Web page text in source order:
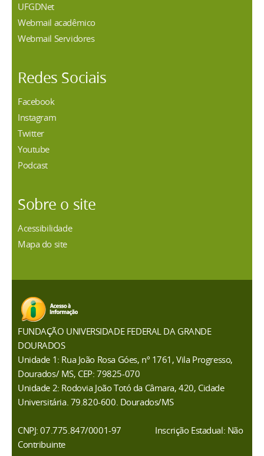
UFGDNet
Webmail acadêmico
Webmail Servidores
Redes Sociais
Facebook
Instagram
Twitter
Youtube
Podcast
Sobre o site
Acessibilidade
Mapa do site
FUNDAÇÃO UNIVERSIDADE FEDERAL DA GRANDE
DOURADOS
Unidade 1: Rua João Rosa Góes, nº 1761, Vila Progresso,
Dourados/ MS, CEP: 79825-070
Unidade 2: Rodovia João Totó da Câmara, 420, Cidade
Universitária. 79.820-600. Dourados/MS
CNPJ: 07.775.847/0001-97
Inscrição Estadual: Não
Contribuinte